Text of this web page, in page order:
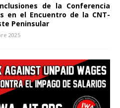
de la Conferencia
en el Encuentro de la CNT-
Peninsular
2025